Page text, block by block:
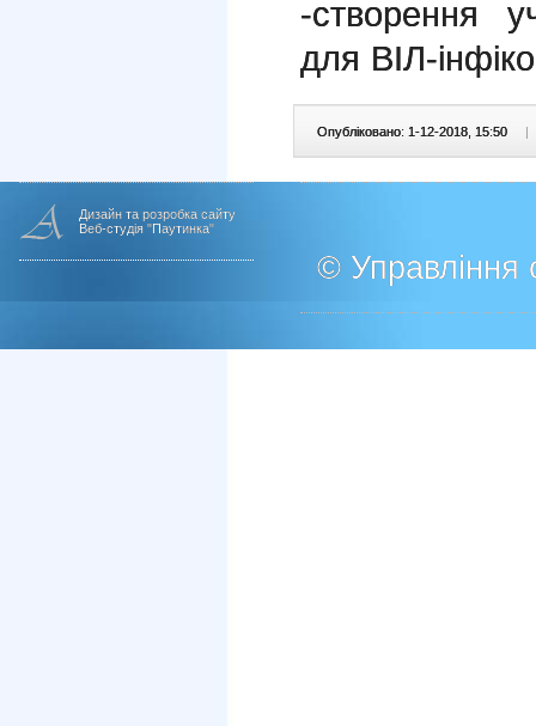
-створення
для ВІЛ-
Опубліковано: 1-12-2018, 15:50 |
Дизайн та розробка сайту
Веб-студія "Паутинка"
© Управління